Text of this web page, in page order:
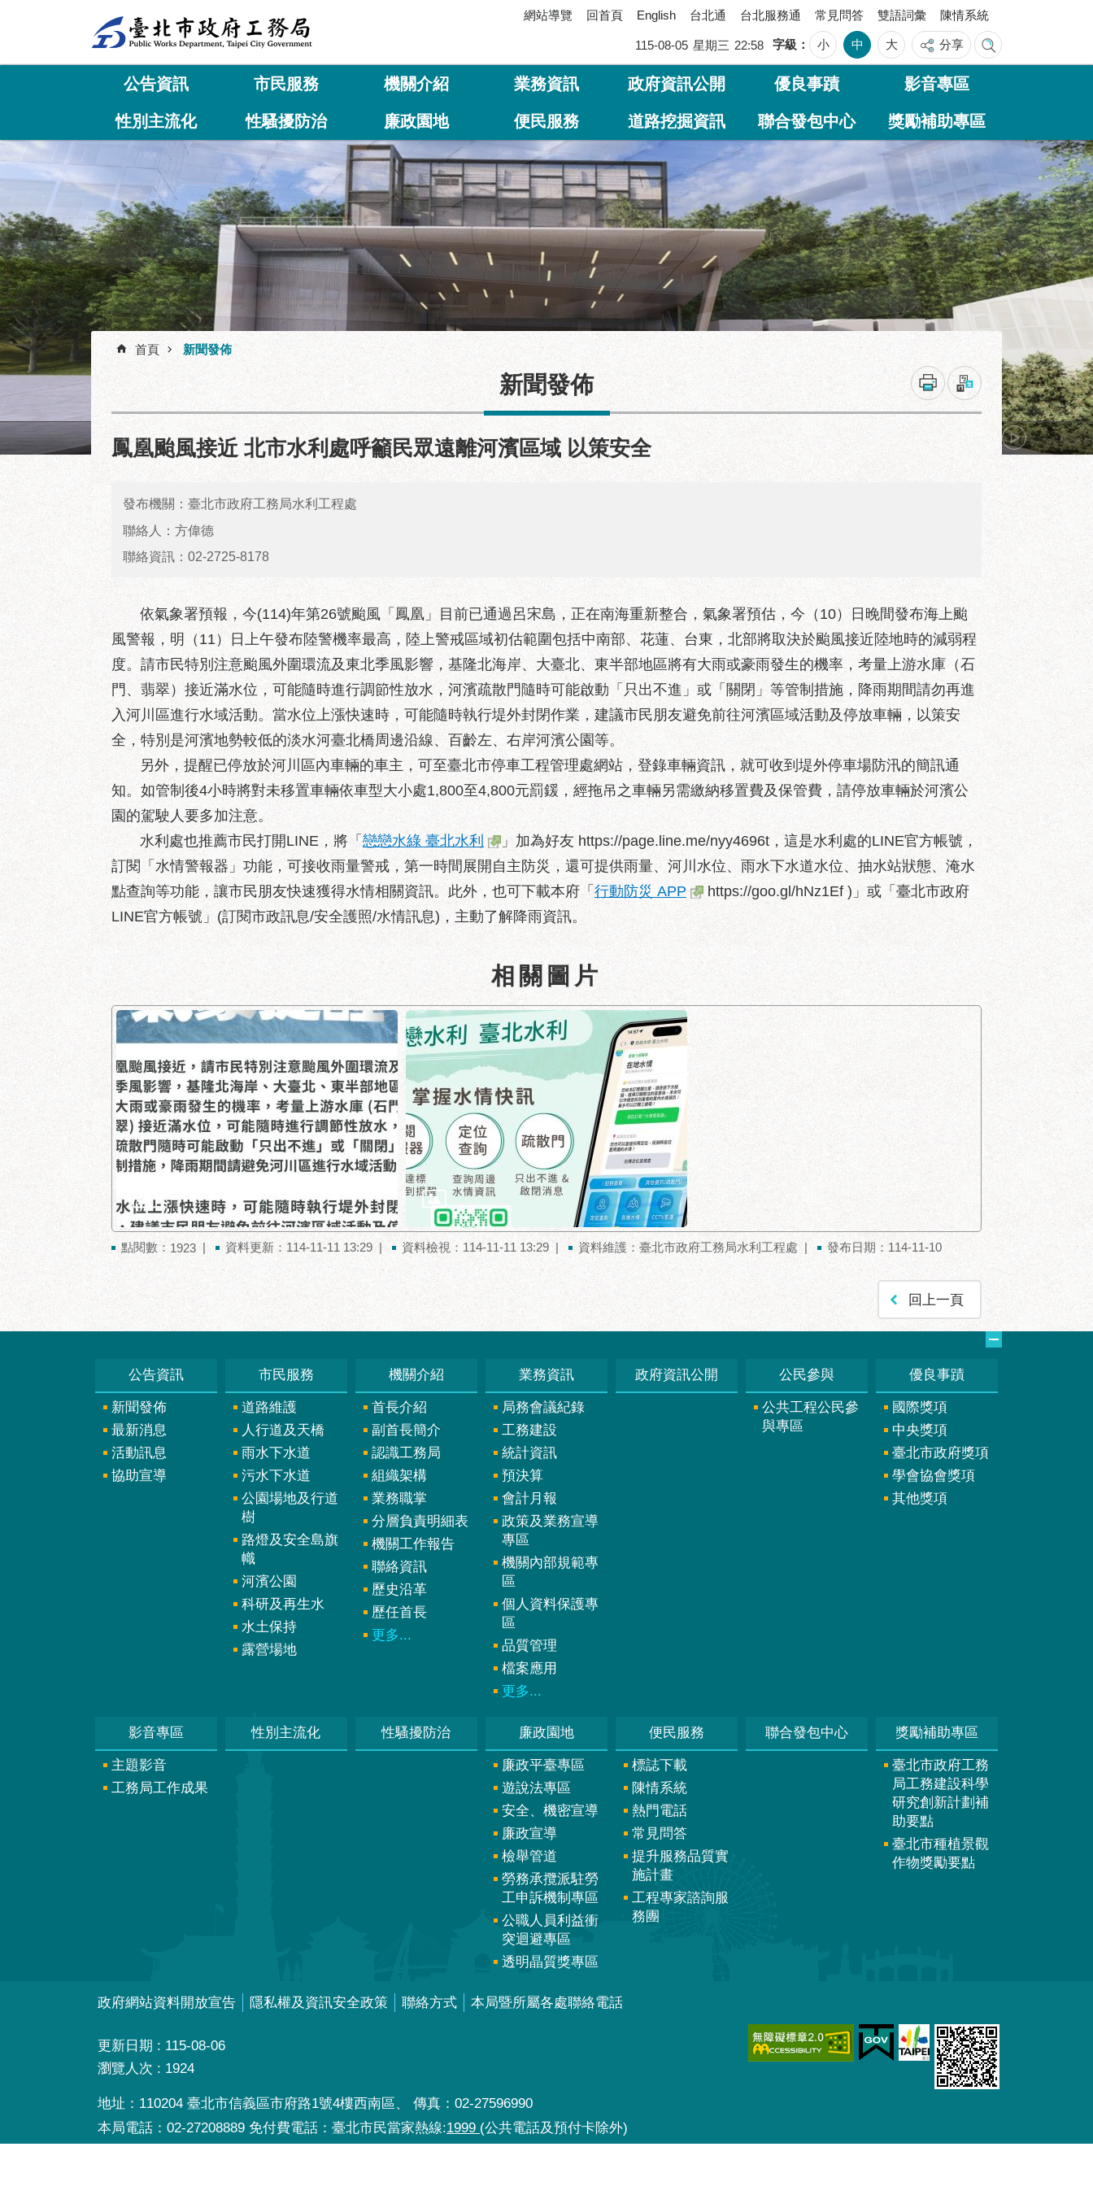
網站導覽 回首頁 English 台北通 台北服務通 常見問答 雙語詞彙 陳情系統
115-08-05 星期三 22:58 字級 小 中 大 分享
公告資訊 市民服務 機關介紹 業務資訊 政府資訊公開 優良事蹟 影音專區
性別主流化 性騷擾防治 廉政園地 便民服務 道路挖掘資訊 聯合發包中心 獎勵補助專區
大安國中學校外觀正面照
首頁 新聞發佈
新聞發佈
鳳凰颱風接近 北市水利處呼籲民眾遠離河濱區域 以策安全
發布機關：臺北市政府工務局水利工程處
聯絡人：方偉德
聯絡資訊：02-2725-8178
依氣象署預報，今(114)年第26號颱風「鳳凰」目前已通過呂宋島，正在南海重新整合，氣象署預估，今（10）日晚間發布海上颱
風警報，明（11）日上午發布陸警機率最高，陸上警戒區域初估範圍包括中南部、花蓮、台東，北部將取決於颱風接近陸地時的減弱程
度。請市民特別注意颱風外圍環流及東北季風影響，基隆北海岸、大臺北、東半部地區將有大雨或豪雨發生的機率，考量上游水庫（石
門、翡翠）接近滿水位，可能隨時進行調節性放水，河濱疏散門隨時可能啟動「只出不進」或「關閉」等管制措施，降雨期間請勿再進
入河川區進行水域活動。當水位上漲快速時，可能隨時執行堤外封閉作業，建議市民朋友避免前往河濱區域活動及停放車輛，以策安
全，特別是河濱地勢較低的淡水河臺北橋周邊沿線、百齡左、右岸河濱公園等。
另外，提醒已停放於河川區內車輛的車主，可至臺北市停車工程管理處網站，登錄車輛資訊，就可收到堤外停車場防汛的簡訊通
知。如管制後4小時將對未移置車輛依車型大小處1,800至4,800元罰鍰，經拖吊之車輛另需繳納移置費及保管費，請停放車輛於河濱公
園的駕駛人要多加注意。
水利處也推薦市民打開LINE，將「戀戀水綠 臺北水利
」加為好友 https://page.line.me/nyy4696t，這是水利處的LINE官方帳號，
訂閱「水情警報器」功能，可接收雨量警戒，第一時間展開自主防災，還可提供雨量、河川水位、雨水下水道水位、抽水站狀態、淹水
點查詢等功能，讓市民朋友快速獲得水情相關資訊。此外，也可下載本府「行動防災 APP
https://goo.gl/hNz1Ef )」或「臺北市政府
LINE官方帳號」(訂閱市政訊息/安全護照/水情訊息)，主動了解降雨資訊。
相關圖片
點閱數： 1923 資料更新：114-11-11 13:29 資料檢視：114-11-11 13:29 資料維護：臺北市政府工務局水利工程處 發布日期：114-11-10
回上一頁
公告資訊
新聞發佈
最新消息
活動訊息
協助宣導
市民服務
道路維護
人行道及天橋
雨水下水道
污水下水道
公園場地及行道
樹
路燈及安全島旗
幟
河濱公園
科研及再生水
水土保持
露營場地
機關介紹
首長介紹
副首長簡介
認識工務局
組織架構
業務職掌
分層負責明細表
機關工作報告
聯絡資訊
歷史沿革
歷任首長
更多...
業務資訊
局務會議紀錄
工務建設
統計資訊
預決算
會計月報
政策及業務宣導
專區
機關內部規範專
區
個人資料保護專
區
品質管理
檔案應用
更多...
政府資訊公開 公民參與
公共工程公民參
與專區
優良事蹟
國際獎項
中央獎項
臺北市政府獎項
學會協會獎項
其他獎項
影音專區
主題影音
工務局工作成果
性別主流化 性騷擾防治 廉政園地
廉政平臺專區
遊說法專區
安全、機密宣導
廉政宣導
檢舉管道
勞務承攬派駐勞
工申訴機制專區
公職人員利益衝
突迴避專區
透明晶質獎專區
便民服務
標誌下載
陳情系統
熱門電話
常見問答
提升服務品質實
施計畫
工程專家諮詢服
務團
聯合發包中心 獎勵補助專區
臺北市政府工務
局工務建設科學
研究創新計劃補
助要點
臺北市種植景觀
作物獎勵要點
政府網站資料開放宣告 隱私權及資訊安全政策 聯絡方式 本局暨所屬各處聯絡電話
更新日期
115-08-06
瀏覽人次
1924
地址：110204 臺北市信義區市府路1號4樓西南區、 傳真：02-27596990
本局電話：02-27208889 免付費電話：臺北市民當家熱線:1999 (公共電話及預付卡除外)